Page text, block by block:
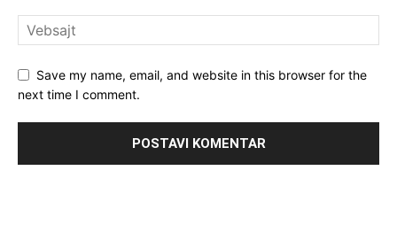
Save my name, email, and website in this browser for the
next time I comment.